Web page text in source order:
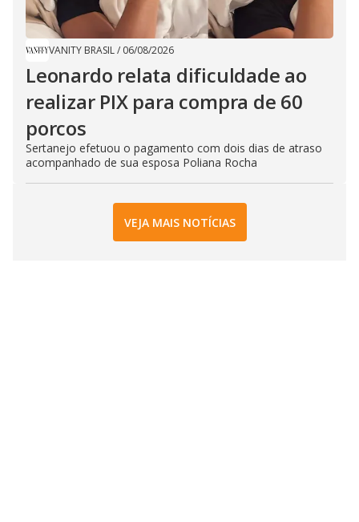
VANITY BRASIL/ 06/08/2026
Leonardo relata dificuldade ao
realizar PIX para compra de 60
porcos
Sertanejo efetuou o pagamento com dois dias de atraso
acompanhado de sua esposa Poliana Rocha
VEJA MAIS NOTÍCIAS